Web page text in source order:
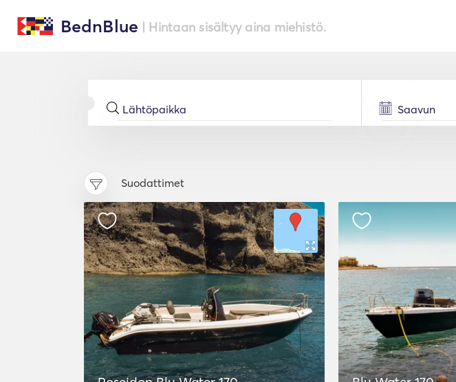
BednBlue | Hintaan sisältyy aina miehistö.
Suodattimet